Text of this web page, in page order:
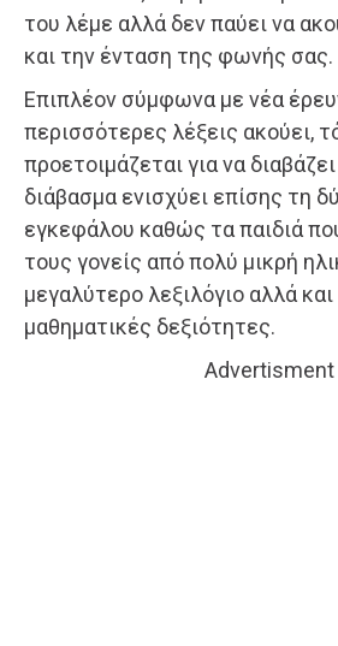
του λέμε αλλά δεν παύει να
και την ένταση της φωνής σας.
Επιπλέον σύμφωνα με νέα
περισσότερες λέξεις ακούει,
προετοιμάζεται για να
διάβασμα ενισχύει επίσης τη
εγκεφάλου καθώς τα παιδιά
τους γονείς από πολύ μικρή
μεγαλύτερο λεξιλόγιο αλλά
μαθηματικές δεξιότητες.
Advertisment